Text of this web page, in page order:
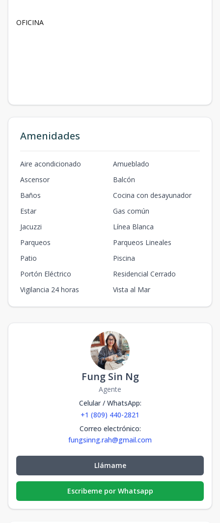
OFICINA
Amenidades
Aire acondicionado
Amueblado
Ascensor
Balcón
Baños
Cocina con desayunador
Estar
Gas común
Jacuzzi
Línea Blanca
Parqueos
Parqueos Lineales
Patio
Piscina
Portón Eléctrico
Residencial Cerrado
Vigilancia 24 horas
Vista al Mar
Fung Sin Ng
Agente
Celular / WhatsApp:
+1 (809) 440-2821
Correo electrónico:
fungsinng.rah@gmail.com
Llámame
Escribeme por Whatsapp